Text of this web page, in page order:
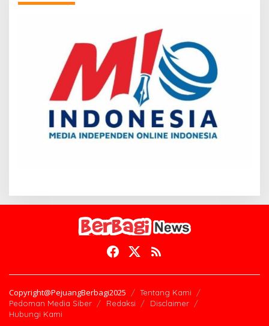
Copyright@PejuangBerbagi2025
Tentang Kami
Pedoman Media Siber
Redaksi
Disclaimer
Hubungi Kami